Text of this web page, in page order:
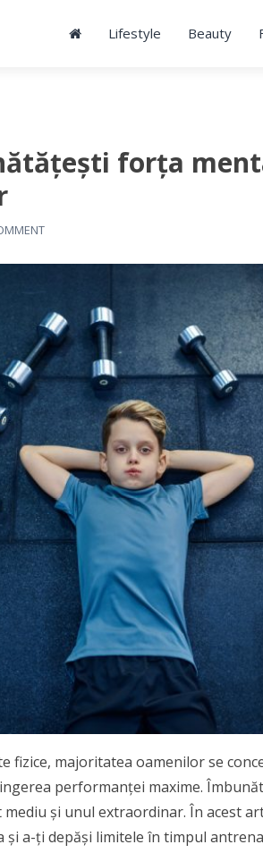
Lifestyle Beauty
forța
fizice, majoritatea oamenilor se
performanței maxime.
și unul extraordinar. În acest
a-ți depăși limitele în timpul